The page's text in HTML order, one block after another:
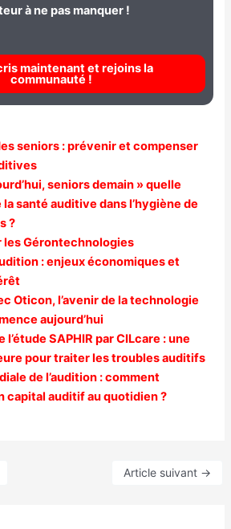
à ne pas manquer !
maintenant et rejoins la
communauté !
seniors : prévenir et compenser
seniors demain » quelle
santé auditive dans l’hygiène de
?
les Gérontechnologies
: enjeux économiques et
Oticon, l’avenir de la technologie
aujourd’hui
l’étude SAPHIR par CILcare : une
pour traiter les troubles auditifs
de l’audition : comment
capital auditif au quotidien ?
Article suivant →